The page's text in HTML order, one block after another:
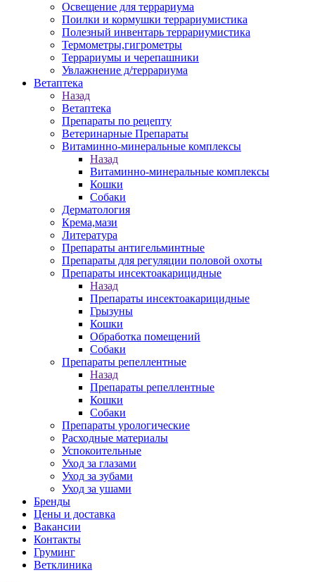
Освещение для террариума
Поилки и кормушки террариумистика
Полезный инвентарь террариумистика
Термометры,гигрометры
Террариумы и черепашники
Увлажнение д/террариума
Ветаптека
Назад
Ветаптека
Препараты по рецепту
Ветеринарные Препараты
Витаминно-минеральные комплексы
Назад
Витаминно-минеральные комплексы
Кошки
Собаки
Дерматология
Крема,мази
Литература
Препараты антигельминтные
Препараты для регуляции половой охоты
Препараты инсектоакарицидные
Назад
Препараты инсектоакарицидные
Грызуны
Кошки
Обработка помещений
Собаки
Препараты репеллентные
Назад
Препараты репеллентные
Кошки
Собаки
Препараты урологические
Расходные материалы
Успокоительные
Уход за глазами
Уход за зубами
Уход за ушами
Бренды
Цены и доставка
Вакансии
Контакты
Груминг
Ветклиника